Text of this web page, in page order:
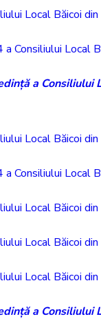
Local Băicoi
Consiliului Local
a
Local Băicoi
Consiliului Local
Local Băicoi
Local Băicoi
Local Băicoi
a